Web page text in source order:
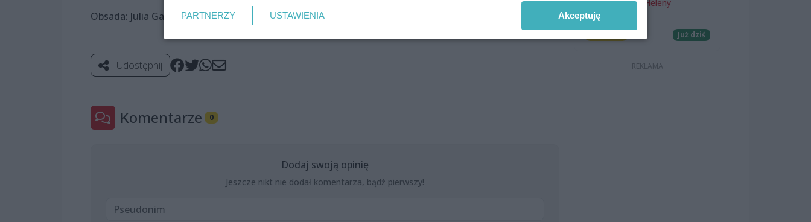
Obsada: Julia Gadzina, Paweł Niczewski
Udostępnij
Komentarze 0
Dodaj swoją opinię
Jeszcze nikt nie dodał komentarza, bądź pierwszy!
Teatr Letni im. Heleny
Majdaniec
Już dziś
PARTNERZY USTAWIENIA Akceptuję